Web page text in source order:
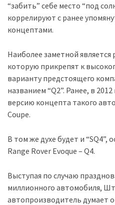
(370)
Автошоу
(358)
Головне
Тест-
(212)
Без
“забить” себе место “под
коррелируют с ранее
концептами.
Наиболее заметной является
которую прикрепят к
варианту предстоящего
названием “Q2”. Ранее, в
версию концепта такого
Coupe.
В том же духе будет и “SQ4”,
Range Rover Evoque – Q4.
Выступая по случаю
миллионного автомобиля,
автопроизводитель думает